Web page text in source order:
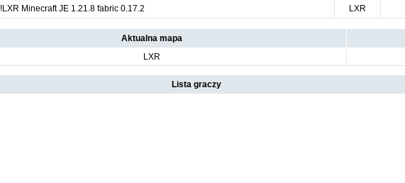
!LXR Minecraft JE 1.21.8 fabric 0.17.2
LXR
Aktualna mapa
LXR
Lista graczy